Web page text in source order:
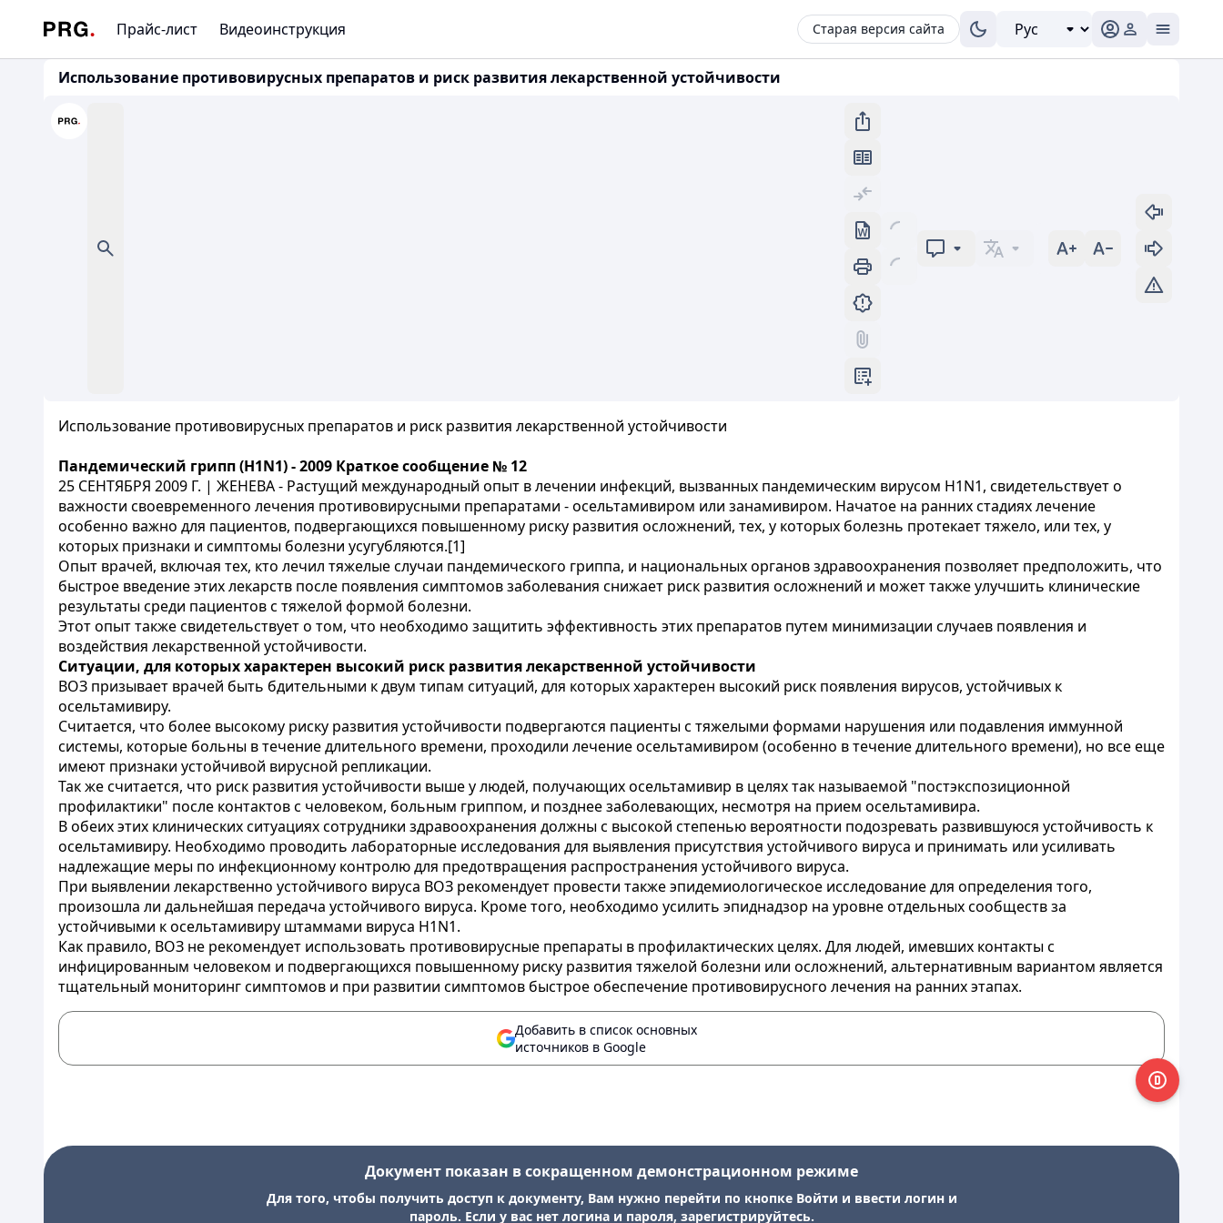
Прайс-лист Видеоинструкция Старая версия сайта
Использование противовирусных препаратов и риск развития лекарственной устойчивости
Использование противовирусных препаратов и риск развития лекарственной устойчивости
Пандемический грипп (H1N1) - 2009 Краткое сообщение № 12
25 СЕНТЯБРЯ 2009 Г. | ЖЕНЕВА - Растущий международный опыт в лечении инфекций, вызванных пандемическим вирусом H1N1, свидетельствует о
важности своевременного лечения противовирусными препаратами - осельтамивиром или занамивиром. Начатое на ранних стадиях лечение
особенно важно для пациентов, подвергающихся повышенному риску развития осложнений, тех, у которых болезнь протекает тяжело, или тех, у
которых признаки и симптомы болезни усугубляются.[1]
Опыт врачей, включая тех, кто лечил тяжелые случаи пандемического гриппа, и национальных органов здравоохранения позволяет предположить, что
быстрое введение этих лекарств после появления симптомов заболевания снижает риск развития осложнений и может также улучшить клинические
результаты среди пациентов с тяжелой формой болезни.
Этот опыт также свидетельствует о том, что необходимо защитить эффективность этих препаратов путем минимизации случаев появления и
воздействия лекарственной устойчивости.
Ситуации, для которых характерен высокий риск развития лекарственной устойчивости
ВОЗ призывает врачей быть бдительными к двум типам ситуаций, для которых характерен высокий риск появления вирусов, устойчивых к
осельтамивиру.
Считается, что более высокому риску развития устойчивости подвергаются пациенты с тяжелыми формами нарушения или подавления иммунной
системы, которые больны в течение длительного времени, проходили лечение осельтамивиром (особенно в течение длительного времени), но все еще
имеют признаки устойчивой вирусной репликации.
Так же считается, что риск развития устойчивости выше у людей, получающих осельтамивир в целях так называемой "постэкспозиционной
профилактики" после контактов с человеком, больным гриппом, и позднее заболевающих, несмотря на прием осельтамивира.
В обеих этих клинических ситуациях сотрудники здравоохранения должны с высокой степенью вероятности подозревать развившуюся устойчивость к
осельтамивиру. Необходимо проводить лабораторные исследования для выявления присутствия устойчивого вируса и принимать или усиливать
надлежащие меры по инфекционному контролю для предотвращения распространения устойчивого вируса.
При выявлении лекарственно устойчивого вируса ВОЗ рекомендует провести также эпидемиологическое исследование для определения того,
произошла ли дальнейшая передача устойчивого вируса. Кроме того, необходимо усилить эпиднадзор на уровне отдельных сообществ за
устойчивыми к осельтамивиру штаммами вируса H1N1.
Как правило, ВОЗ не рекомендует использовать противовирусные препараты в профилактических целях. Для людей, имевших контакты с
инфицированным человеком и подвергающихся повышенному риску развития тяжелой болезни или осложнений, альтернативным вариантом является
тщательный мониторинг симптомов и при развитии симптомов быстрое обеспечение противовирусного лечения на ранних этапах.
Добавить в список основных
источников в Google
Документ показан в сокращенном демонстрационном режиме
Для того, чтобы получить доступ к документу, Вам нужно перейти по кнопке Войти и ввести логин и
пароль. Если у вас нет логина и пароля, зарегистрируйтесь.